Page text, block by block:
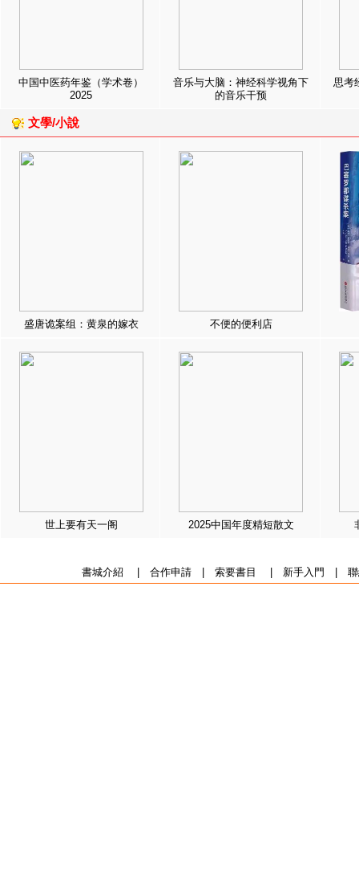
中国中医药年鉴（学术卷）
2025
音乐与大脑：神经科学视角下
的音乐干预
思考
文學/小說
盛唐诡案组：黄泉的嫁衣 不便的便利店
世上要有天一阁 2025中国年度精短散文
書城介紹 合作申請| 索要書目 新手入門